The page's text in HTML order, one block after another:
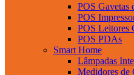
POS Gavetas
POS
POS Leitores
POS PDAs
Smart Home
Lâmpadas
Medidores de